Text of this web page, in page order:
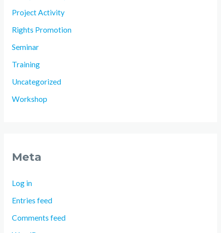
Project Activity
Rights Promotion
Seminar
Training
Uncategorized
Workshop
Meta
Log in
Entries feed
Comments feed